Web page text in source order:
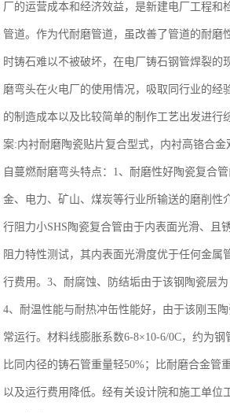
厂的运营成本和经济效益，是新建电厂工程
管道。作为代耐磨管道，虽改善了管道的耐磨
时铸石难以不被破坏，在电厂铸石钢管焊裂
磨弯头在火电厂的使用情况，吸取同行业的
的制造成本以及比较简单的制作工艺出发进
案:内衬耐磨陶瓷贴片复合型式，内衬高铬合金
自蔓燃耐磨弯头特点：1、耐磨性好陶瓷复合
金、电力、矿山、煤炭等行业所输送的磨削性
行阻力小SHS陶瓷复合管由于内表面光滑、且
阻力特性测试，其内表面光滑度优于任何金属
行费用。3、耐腐蚀、防结垢由于该钢陶瓷层
4、耐温性能与耐热冲缶性能好，由于该刚玉
常运行。材料线膨胀系数6-8×10-6/0C，约为
比同内径的铸石管重量轻50%；比耐磨合金管
以及运行费用降低。经有关设计院和施工单